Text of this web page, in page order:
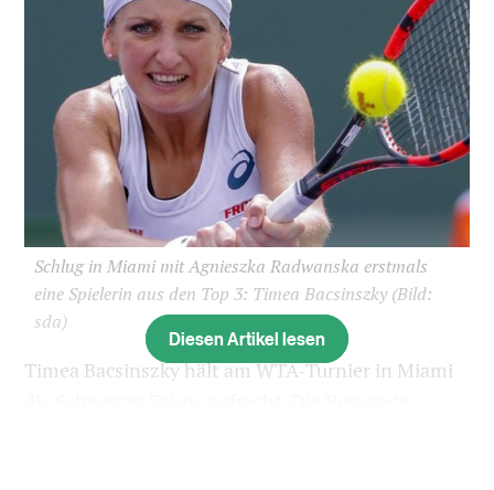
Schlug in Miami mit Agnieszka Radwanska erstmals
eine Spielerin aus den Top 3: Timea Bacsinszky(Bild:
sda)
Timea Bacsinszky hält am WTA-Turnier in Miami
Diesen Artikel lesen